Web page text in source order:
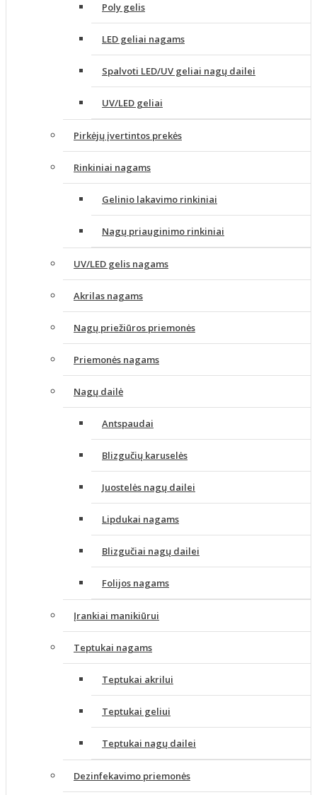
Poly gelis
LED geliai nagams
Spalvoti LED/UV geliai nagų dailei
UV/LED geliai
Pirkėjų įvertintos prekės
Rinkiniai nagams
Gelinio lakavimo rinkiniai
Nagų priauginimo rinkiniai
UV/LED gelis nagams
Akrilas nagams
Nagų priežiūros priemonės
Priemonės nagams
Nagų dailė
Antspaudai
Blizgučių karuselės
Juostelės nagų dailei
Lipdukai nagams
Blizgučiai nagų dailei
Folijos nagams
Įrankiai manikiūrui
Teptukai nagams
Teptukai akrilui
Teptukai geliui
Teptukai nagų dailei
Dezinfekavimo priemonės